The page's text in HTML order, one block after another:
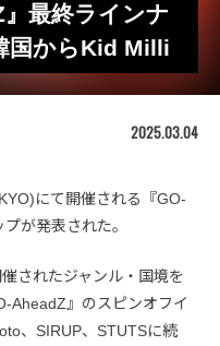
最終ラインナ
国からKid Milli
2025.03.04
にて開催される『GO-
が発表された。
されたジャンル・国境を
AheadZ』のスピンオフイ
、SIRUP、STUTSに続